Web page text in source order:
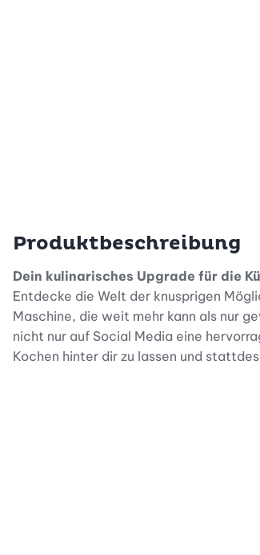
Produktbeschreibung
Dein kulinarisches Upgrade für die
Entdecke die Welt der knusprigen
Maschine, die weit mehr kann als nur
nicht nur auf Social Media eine
Kochen hinter dir zu lassen und
Knusprigkeit und einen intensiven
aber hochwertige Zutaten, damit du
Ganz egal, ob du zum ersten Mal